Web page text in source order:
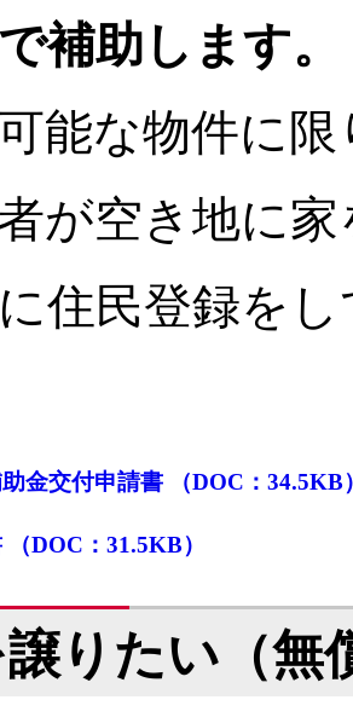
補助します。
能な物件に限
が空き地に家
住民登録を
金交付申請書 （DOC：34.5KB
DOC：31.5KB）
りたい（無